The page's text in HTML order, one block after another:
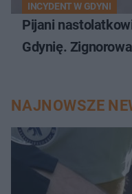
INCYDENT W GDYNI
Pijani
Gdynię.
NAJNOWSZE